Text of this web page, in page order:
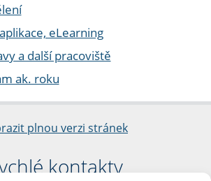
eLearning
a další pracoviště
ak. roku
plnou verzi stránek
kontakty